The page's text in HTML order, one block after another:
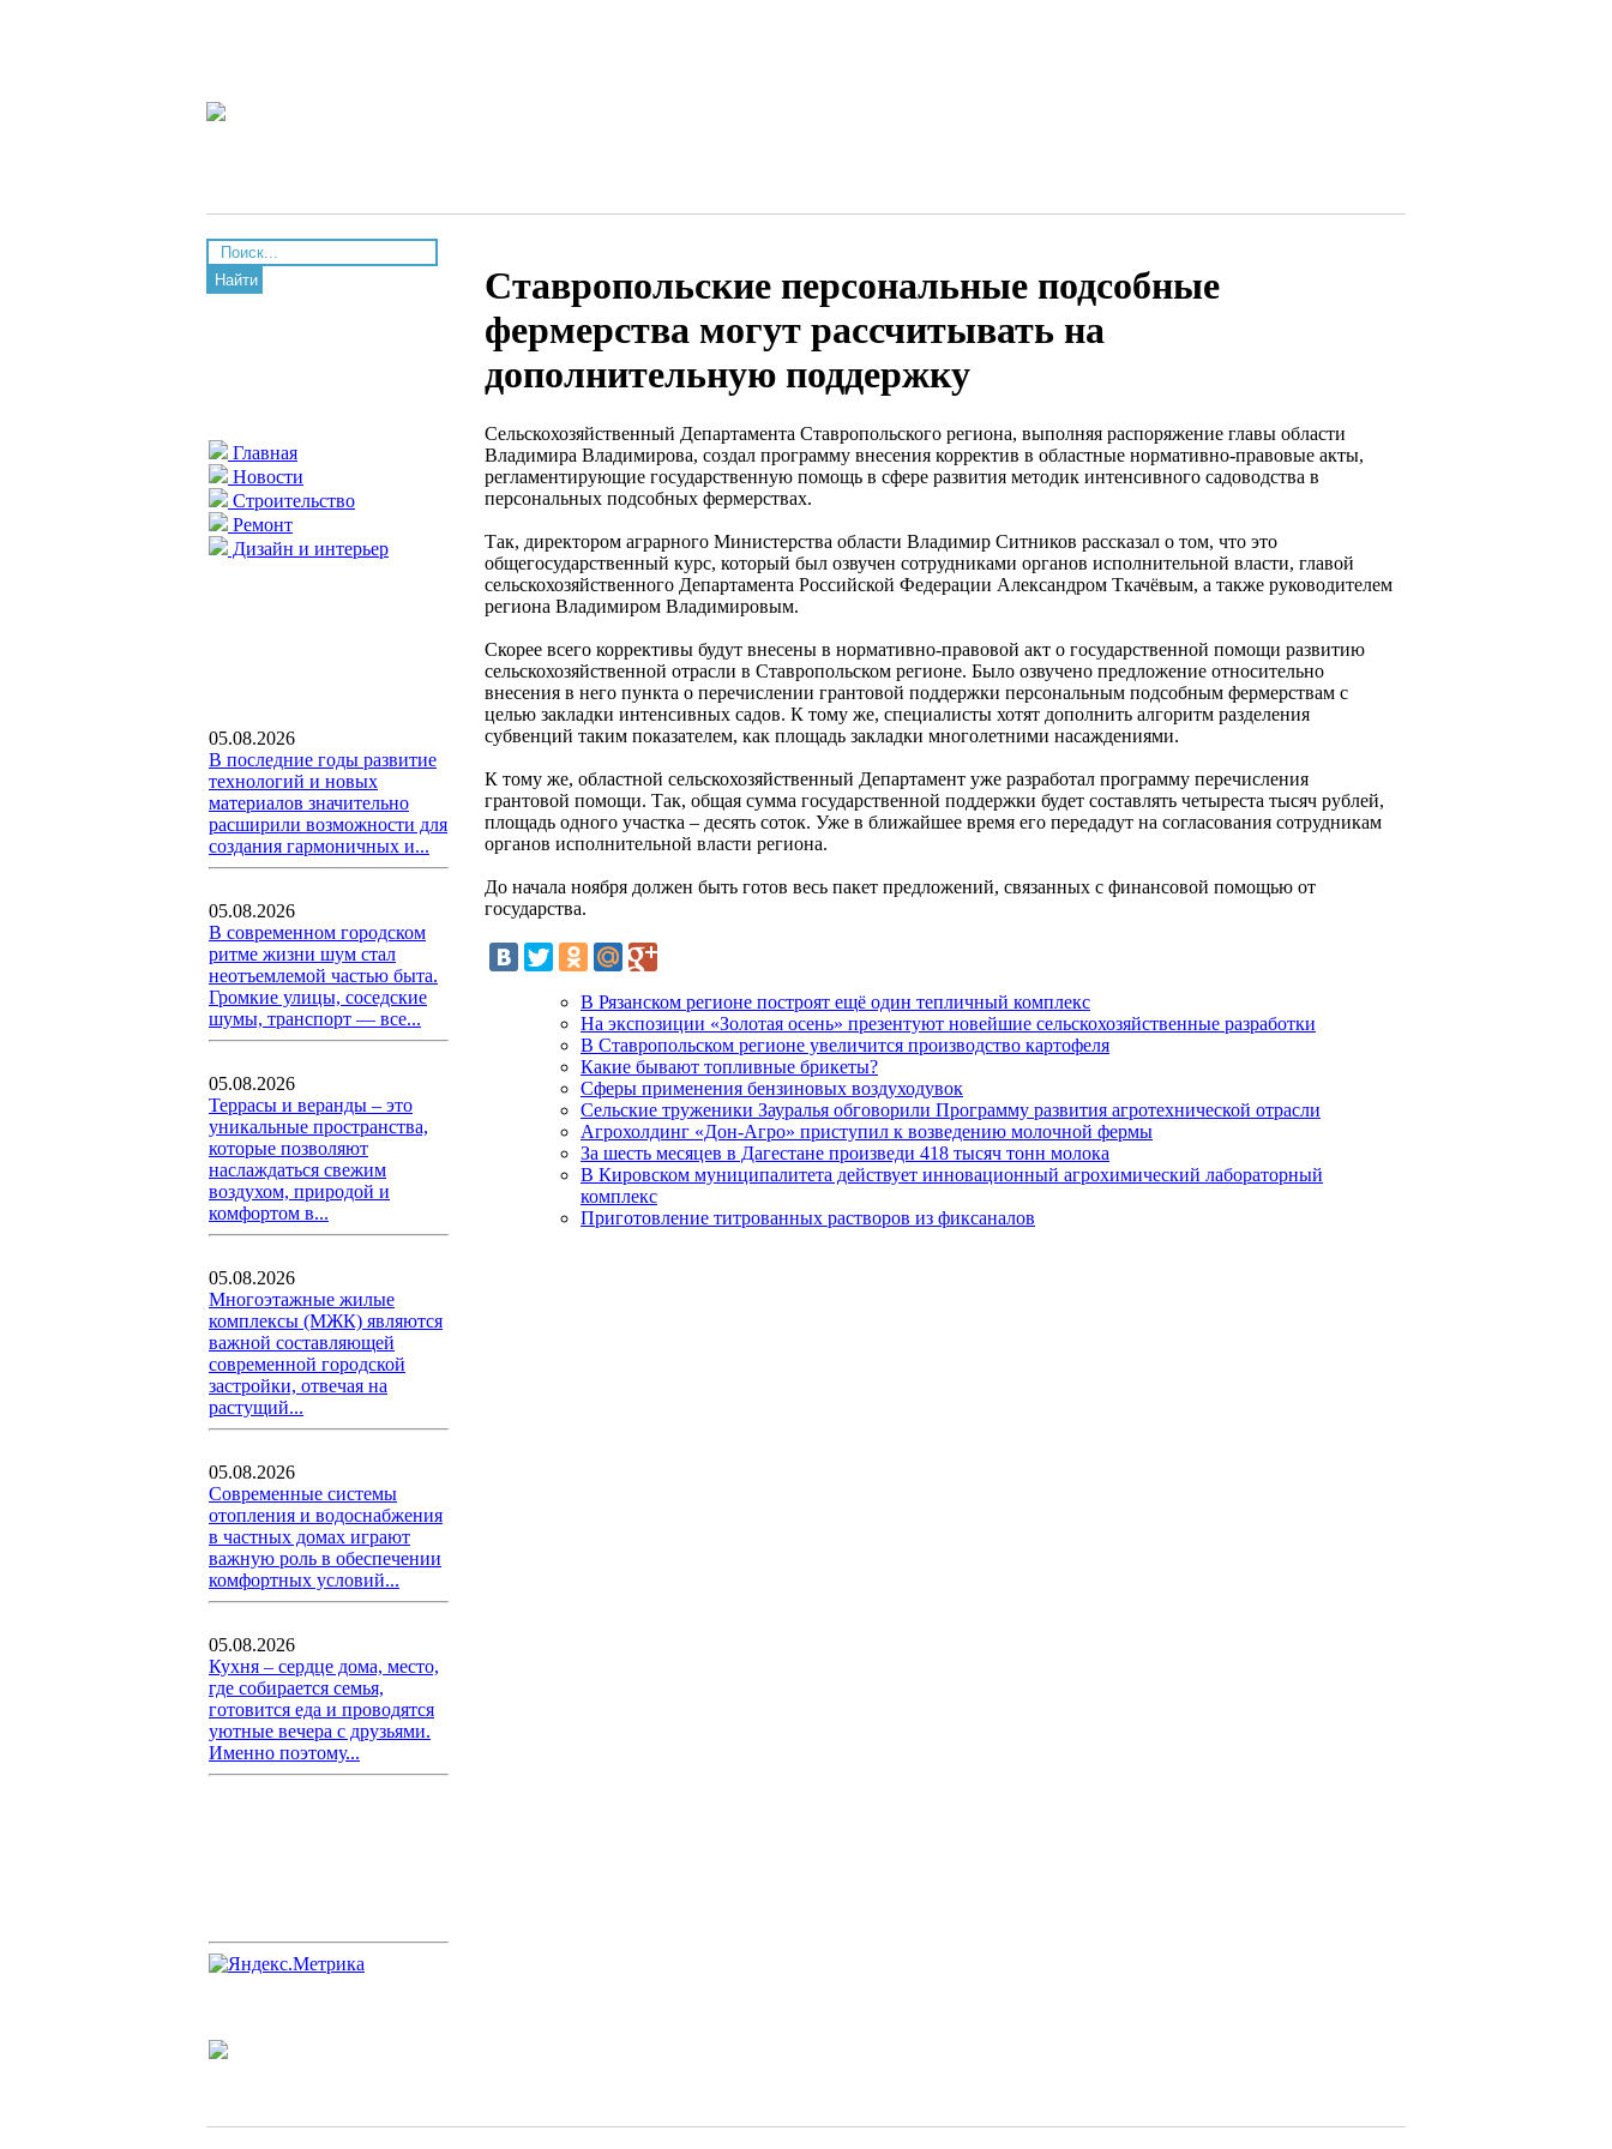
Найти
Главная
Новости
Строительство
Ремонт
Дизайн и интерьер
05.08.2026
В последние годы развитие
технологий и новых
материалов значительно
расширили возможности для
создания гармоничных и...
05.08.2026
В современном городском
ритме жизни шум стал
неотъемлемой частью быта.
Громкие улицы, соседские
шумы, транспорт — все...
05.08.2026
Террасы и веранды – это
уникальные пространства,
которые позволяют
наслаждаться свежим
воздухом, природой и
комфортом в...
05.08.2026
Многоэтажные жилые
комплексы (МЖК) являются
важной составляющей
современной городской
застройки, отвечая на
растущий...
05.08.2026
Современные системы
отопления и водоснабжения
в частных домах играют
важную роль в обеспечении
комфортных условий...
05.08.2026
Кухня – сердце дома, место,
где собирается семья,
готовится еда и проводятся
уютные вечера с друзьями.
Именно поэтому...
Ставропольские персональные подсобные
фермерства могут рассчитывать на
дополнительную поддержку
Сельскохозяйственный Департамента Ставропольского региона, выполняя распоряжение главы области
Владимира Владимирова, создал программу внесения корректив в областные нормативно-правовые акты,
регламентирующие государственную помощь в сфере развития методик интенсивного садоводства в
персональных подсобных фермерствах.
Так, директором аграрного Министерства области Владимир Ситников рассказал о том, что это
общегосударственный курс, который был озвучен сотрудниками органов исполнительной власти, главой
сельскохозяйственного Департамента Российской Федерации Александром Ткачёвым, а также руководителем
региона Владимиром Владимировым.
Скорее всего коррективы будут внесены в нормативно-правовой акт о государственной помощи развитию
сельскохозяйственной отрасли в Ставропольском регионе. Было озвучено предложение относительно
внесения в него пункта о перечислении грантовой поддержки персональным подсобным фермерствам с
целью закладки интенсивных садов. К тому же, специалисты хотят дополнить алгоритм разделения
субвенций таким показателем, как площадь закладки многолетними насаждениями.
К тому же, областной сельскохозяйственный Департамент уже разработал программу перечисления
грантовой помощи. Так, общая сумма государственной поддержки будет составлять четыреста тысяч рублей,
площадь одного участка – десять соток. Уже в ближайшее время его передадут на согласования сотрудникам
органов исполнительной власти региона.
До начала ноября должен быть готов весь пакет предложений, связанных с финансовой помощью от
государства.
В Рязанском регионе построят ещё один тепличный комплекс
На экспозиции «Золотая осень» презентуют новейшие сельскохозяйственные разработки
В Ставропольском регионе увеличится производство картофеля
Какие бывают топливные брикеты?
Сферы применения бензиновых воздуходувок
Сельские труженики Зауралья обговорили Программу развития агротехнической отрасли
Агрохолдинг «Дон-Агро» приступил к возведению молочной фермы
За шесть месяцев в Дагестане произведи 418 тысяч тонн молока
В Кировском муниципалитета действует инновационный агрохимический лабораторный
комплекс
Приготовление титрованных растворов из фиксаналов